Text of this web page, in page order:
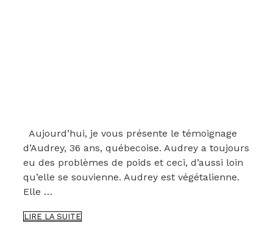
Aujourd’hui, je vous présente le témoignage
d’Audrey, 36 ans, québecoise. Audrey a toujours
eu des problèmes de poids et ceci, d’aussi loin
qu’elle se souvienne. Audrey est végétalienne.
Elle …
LIRE LA SUITECOMMENT